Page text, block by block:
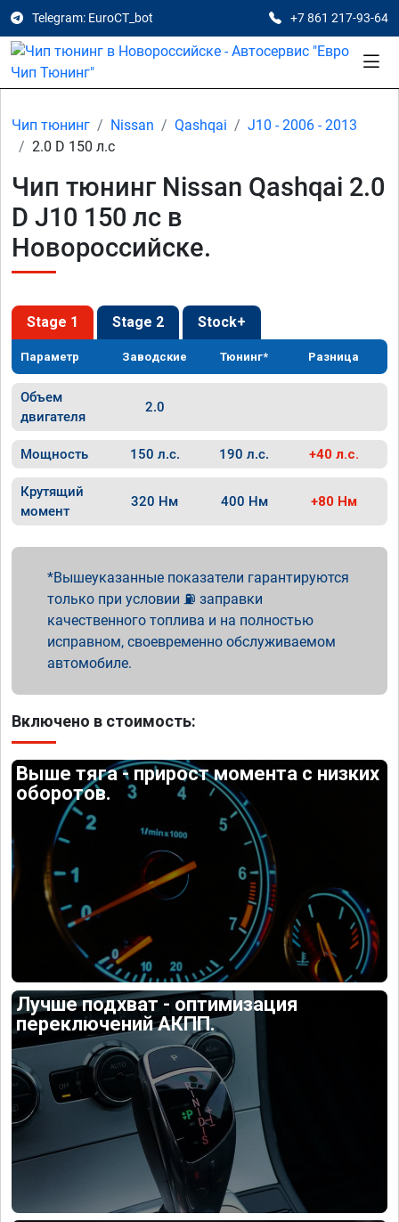
Telegram: EuroCT_bot +7 861 217-93-64
Чип тюнинг Nissan Qashqai
J10 - 2006 - 2013
2.0 D 150 л.с
Чип тюнинг Nissan Qashqai 2.0
D J10 150 лс в
Новороссийске.
Stage 1 Stage 2 Stock+
Параметр Заводские Тюнинг* Разница
Объем
двигателя
2.0
Мощность 150 л.с. 190 л.с. +40 л.с.
Крутящий
момент
320 Нм 400 Нм +80 Нм
Вышеуказанные показатели гарантируются
только при условии ⛽ заправки
качественного топлива и на полностью
исправном, своевременно обслуживаемом
автомобиле.
Включено в стоимость:
Выше тяга - прирост момента с низких
оборотов.
Лучше подхват - оптимизация
переключений АКПП.